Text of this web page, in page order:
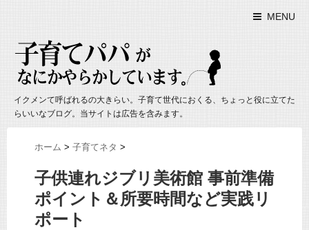
MENU
イクメンて呼ばれるの大きらい。子育て世代におくる、ちょっと役に立てた
らいいなブログ。当サイトは広告を含みます。
ホーム > 子育てネタ >
子供連れジブリ美術館 事前準備
ポイント＆所要時間など実践リ
ポート